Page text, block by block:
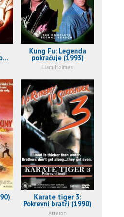
Kung Fu: Legenda
pokračuje (1993)
Liam Holmes
Karate tiger 3:
Pokrevní bratři (1990)
Atteron